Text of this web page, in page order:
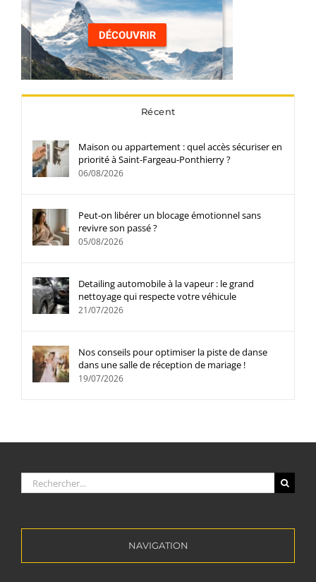
Récent
Maison ou appartement : quel accès sécuriser en
priorité à Saint-Fargeau-Ponthierry ?
06/08/2026
Peut-on libérer un blocage émotionnel sans
revivre son passé ?
05/08/2026
Detailing automobile à la vapeur : le grand
nettoyage qui respecte votre véhicule
21/07/2026
Nos conseils pour optimiser la piste de danse
dans une salle de réception de mariage !
19/07/2026
Rechercher:
NAVIGATION